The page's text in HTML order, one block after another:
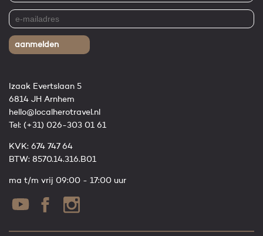
aanmelden
Izaak Evertslaan 5
6814 JH Arnhem
hello@localherotravel.nl
Tel: (+31) 026-303 01 61
KVK: 674 747 64
BTW: 8570.14.316.B01
ma t/m vrij 09:00 - 17:00 uur